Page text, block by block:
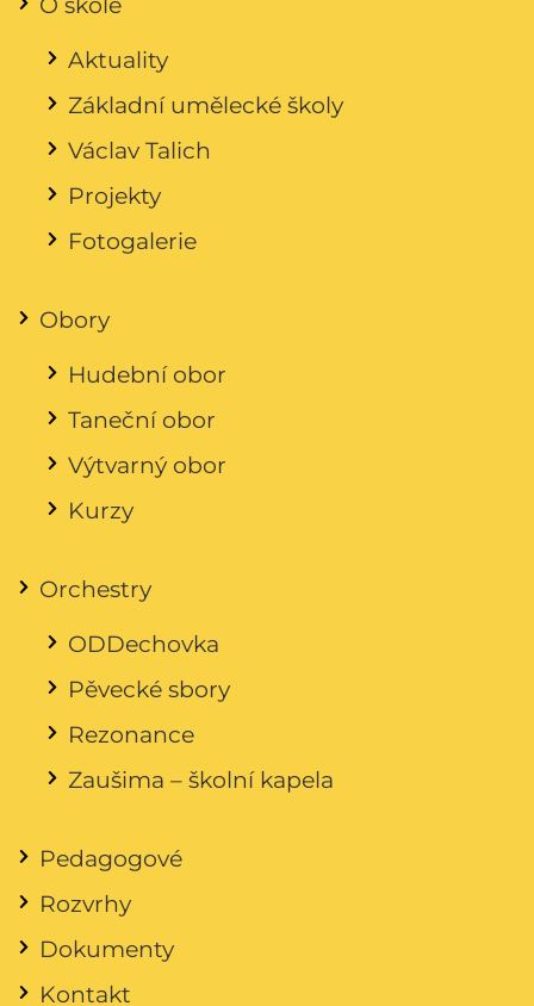
Aktuality
Základní umělecké školy
Václav Talich
Projekty
Fotogalerie
Obory
Hudební obor
Taneční obor
Výtvarný obor
Kurzy
Orchestry
ODDechovka
Pěvecké sbory
Rezonance
Zaušima – školní kapela
Pedagogové
Rozvrhy
Dokumenty
Kontakt